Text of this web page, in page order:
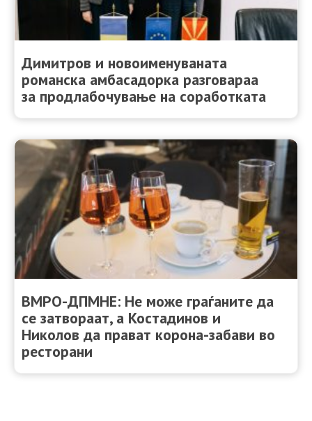
Димитров и новоименуваната
романска амбасадорка разговараа
за продлабочување на соработката
ВМРО-ДПМНЕ: Не може граѓаните да
се затвораат, а Костадинов и
Николов да прават корона-забави во
ресторани